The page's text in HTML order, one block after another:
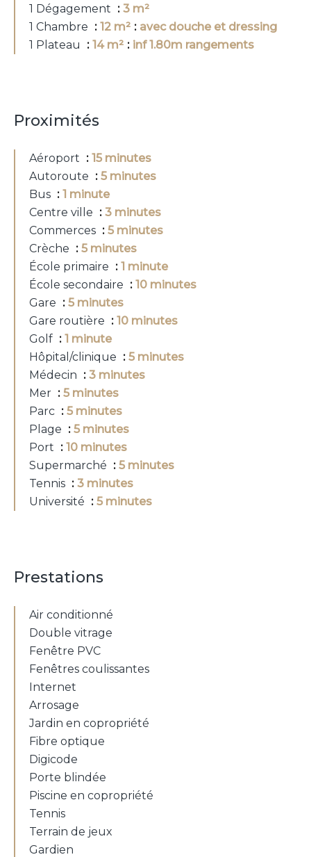
1 Dégagement
3 m²
1 Chambre
12 m²
avec douche et dressing
1 Plateau
14 m² inf 1.80m rangements
Proximités
Aéroport
15 minutes
Autoroute
5 minutes
Bus
1 minute
Centre ville
3 minutes
Commerces
5 minutes
Crèche
5 minutes
École primaire
1 minute
École secondaire
10 minutes
Gare
5 minutes
Gare routière
10 minutes
Golf
1 minute
Hôpital/clinique
5 minutes
Médecin
3 minutes
Mer
5 minutes
Parc
5 minutes
Plage
5 minutes
Port
10 minutes
Supermarché
5 minutes
Tennis
3 minutes
Université
5 minutes
Prestations
Air conditionné
Double vitrage
Fenêtre PVC
Fenêtres coulissantes
Internet
Arrosage
Jardin en copropriété
Fibre optique
Digicode
Porte blindée
Piscine en copropriété
Tennis
Terrain de jeux
Gardien